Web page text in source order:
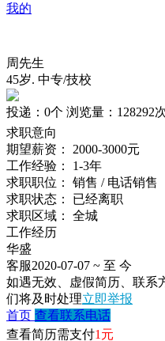
我的
周先生
45岁. 中专/技校
投递： 0个 浏览量： 128292
求职意向
期望薪资：
2000-3000元
工作经验：
1-3年
求职职位：
销售 / 电话销售
求职状态：
已经离职
求职区域：
全城
工作经历
华盛
客服2020-07-07 ~ 至 今
如遇无效、虚假简历、联系
们将及时处理立即举报
首页 查看联系电话
查看简历需支付1元